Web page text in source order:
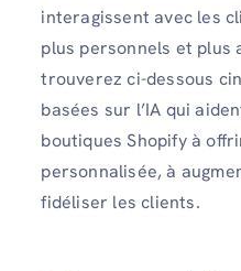
interagissent avec les
plus personnels et plus
trouverez ci-dessous
basées sur l’IA qui
boutiques Shopify à
personnalisée, à
fidéliser les clients.